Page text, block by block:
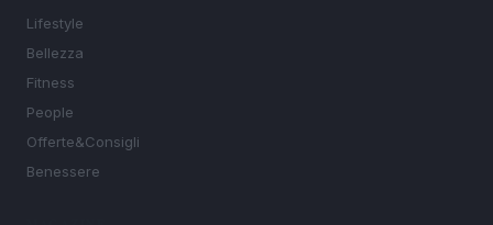
Lifestyle
Bellezza
Fitness
People
Offerte&Consigli
Benessere